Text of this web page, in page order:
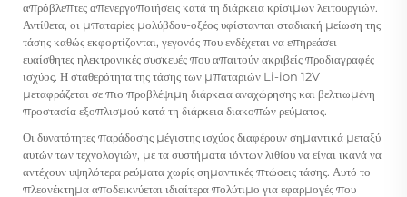
απρόβλεπτες απενεργοποιήσεις κατά τη διάρκεια κρίσιμων λειτουργιών.
Αντίθετα, οι μπαταρίες μολύβδου-οξέος υφίστανται σταδιακή μείωση της
τάσης καθώς εκφορτίζονται, γεγονός που ενδέχεται να επηρεάσει
ευαίσθητες ηλεκτρονικές συσκευές που απαιτούν ακριβείς προδιαγραφές
ισχύος. Η σταθερότητα της τάσης των μπαταριών Li-ion 12V
μεταφράζεται σε πιο προβλέψιμη διάρκεια αναχώρησης και βελτιωμένη
προστασία εξοπλισμού κατά τη διάρκεια διακοπών ρεύματος.
Οι δυνατότητες παράδοσης μέγιστης ισχύος διαφέρουν σημαντικά μεταξύ
αυτών των τεχνολογιών, με τα συστήματα ιόντων λιθίου να είναι ικανά να
αντέχουν υψηλότερα ρεύματα χωρίς σημαντικές πτώσεις τάσης. Αυτό το
πλεονέκτημα αποδεικνύεται ιδιαίτερα πολύτιμο για εφαρμογές που